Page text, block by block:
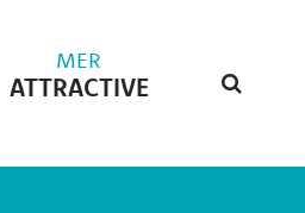
MER
ATTRACTIVE